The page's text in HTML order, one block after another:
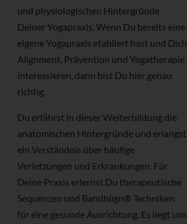
und physiologischen Hintergründe
Deiner Yogapraxis. Wenn Du bereits eine
eigene Yogapraxis etabliert hast und Dich
Alignment, Prävention und Yogatherapie
interessieren, dann bist Du hier genau
richtig.
Du erfährst in dieser Weiterbildung die
anatomischen Hintergründe und erlangst
ein Verständnis über häufige
Verletzungen und Erkrankungen. Für
Deine Praxis erlernst Du therapeutische
Sequenzen und Bandhlign® Techniken
für eine gesunde Ausrichtung. Es liegt uns